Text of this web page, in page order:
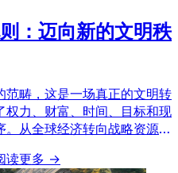
：迈向新的文明秩
范畴，这是一场真正的文明转
力、财富、时间、目标和现
从全球经济转向战略资源，
读更多 →